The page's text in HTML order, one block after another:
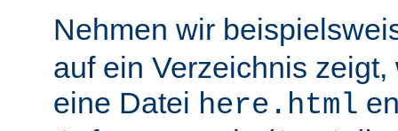
Nehmen wir
auf ein Verzeichnis
eine Datei here.html